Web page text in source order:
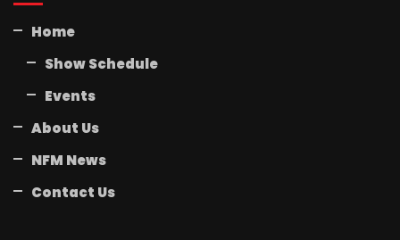
Home
Show Schedule
Events
About Us
NFM News
Contact Us